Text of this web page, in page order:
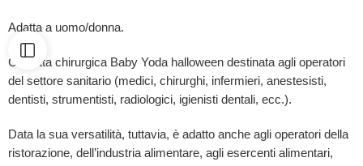
Adatta a uomo/donna.
Cuffietta chirurgica Baby Yoda halloween destinata agli operatori
del settore sanitario (medici, chirurghi, infermieri, anestesisti,
dentisti, strumentisti, radiologici, igienisti dentali, ecc.).
Data la sua versatilità, tuttavia, è adatto anche agli operatori della
ristorazione, dell’industria alimentare, agli esercenti alimentari,